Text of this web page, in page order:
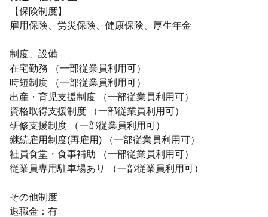
【保険制度】
雇用保険、労災保険、健康保険、厚生年金
制度、設備
在宅勤務 （一部従業員利用可）
時短制度 （一部従業員利用可）
出産・育児支援制度 （一部従業員利用可）
資格取得支援制度 （一部従業員利用可）
研修支援制度 （一部従業員利用可）
継続雇用制度(再雇用) （一部従業員利用可）
社員食堂・食事補助 （一部従業員利用可）
従業員専用駐車場あり （一部従業員利用可）
その他制度
退職金：有